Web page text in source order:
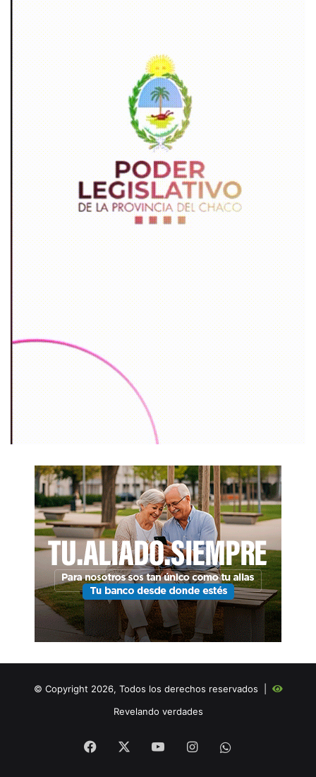
© Copyright 2026, Todos los derechos reservados |
Revelando verdades
Facebook YouTubeInstagram